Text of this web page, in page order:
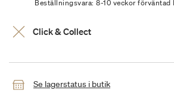
Beställningsvara: 8-10 veckor förväntad
Click & Collect
Se lagerstatus i butik